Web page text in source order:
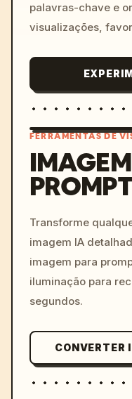
palavras-chave e
visualizações,
FERRAMENTAS DE
PROMPT
Transforme
imagem IA
imagem para
iluminação para
segundos.
CONVERTER